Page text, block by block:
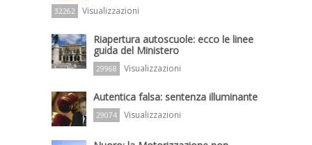
32262 Visualizzazioni
Riapertura autoscuole: ecco le linee
guida del Ministero
29968 Visualizzazioni
Autentica falsa: sentenza illuminante
29074 Visualizzazioni